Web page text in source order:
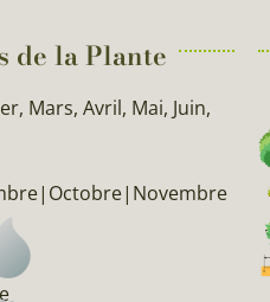
de la Plante​
Mars, Avril, Mai, Juin,